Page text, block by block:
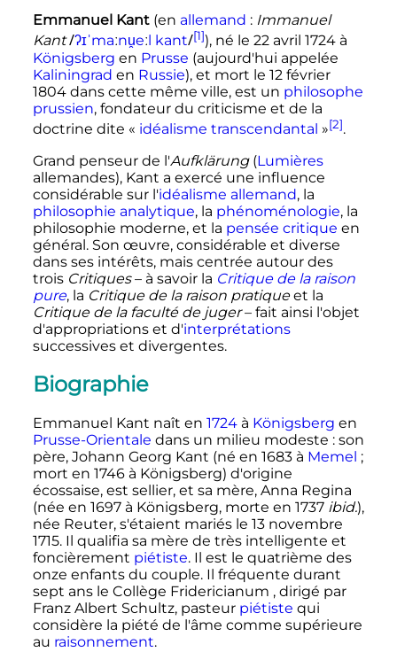
Emmanuel Kant(en allemand : Immanuel
Kant /ʔɪˈmaːnu̯eː kant/[1]), né le 22 avril 1724à
Königsberg en Prusse (aujourd'hui appelée
Kaliningrad en Russie), et mort le 12 février
1804dans cette même ville, est un philosophe
prussien, fondateur du criticisme et de la
doctrine dite « idéalisme transcendantal »[2].
Grand penseur de l'Aufklärung(Lumières
allemandes), Kant a exercé une influence
considérable sur l'idéalisme allemand, la
philosophie analytique, la phénoménologie, la
philosophie moderne, et la pensée critique en
général. Son œuvre, considérable et diverse
dans ses intérêts, mais centrée autour des
trois Critiques– à savoir la Critique de la raison
pure, la Critique de la raison pratiqueet la
Critique de la faculté de juger– fait ainsi l'objet
d'appropriations et d'interprétations
successives et divergentes.
Biographie
Emmanuel Kant naît en 1724à Königsberg en
Prusse-Orientale dans un milieu modeste : son
père, Johann Georg Kant (né en 1683 à Memel ;
mort en 1746 à Königsberg) d'origine
écossaise, est sellier, et sa mère, Anna Regina
(née en 1697 à Königsberg, morte en 1737 ibid.),
née Reuter, s'étaient mariés le 13 novembre
1715. Il qualifia sa mère de très intelligente et
foncièrement piétiste. Il est le quatrième des
onze enfants du couple. Il fréquente durant
sept ans le Collège Fridericianum , dirigé par
Franz Albert Schultz, pasteur piétiste qui
considère la piété de l'âme comme supérieure
au raisonnement.